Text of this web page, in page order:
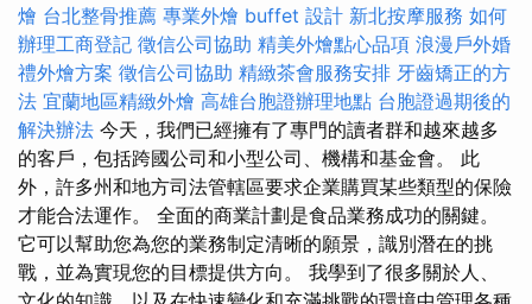
燴 台北整骨推薦 專業外燴 buffet 設計 新北按摩服務 如何
辦理工商登記 徵信公司協助 精美外燴點心品項 浪漫戶外婚
禮外燴方案 徵信公司協助 精緻茶會服務安排 牙齒矯正的方
法 宜蘭地區精緻外燴 高雄台胞證辦理地點 台胞證過期後的
解決辦法 今天，我們已經擁有了專門的讀者群和越來越多
的客戶，包括跨國公司和小型公司、機構和基金會。 此
外，許多州和地方司法管轄區要求企業購買某些類型的保險
才能合法運作。 全面的商業計劃是食品業務成功的關鍵。
它可以幫助您為您的業務制定清晰的願景，識別潛在的挑
戰，並為實現您的目標提供方向。 我學到了很多關於人、